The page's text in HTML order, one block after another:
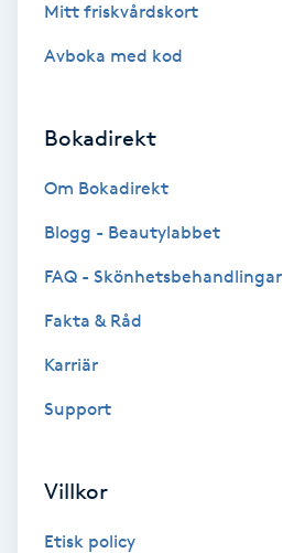
Dermapen
Enzympeeling
Extensions borttagning
Faceliftmassage
Mitt friskvårdskort
Avboka med kod
Bokadirekt
Om Bokadirekt
Blogg - Beautylabbet
FAQ - Skönhetsbehandlingar
Fakta & Råd
Karriär
Support
Villkor
Etisk policy